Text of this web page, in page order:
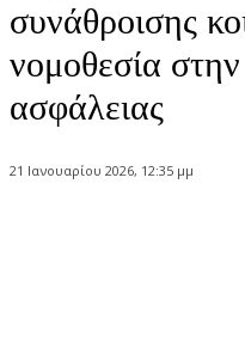
συνάθροισης
νομοθεσία
ασφάλειας
21 Ιανουαρίου 2026, 12:35 μμ